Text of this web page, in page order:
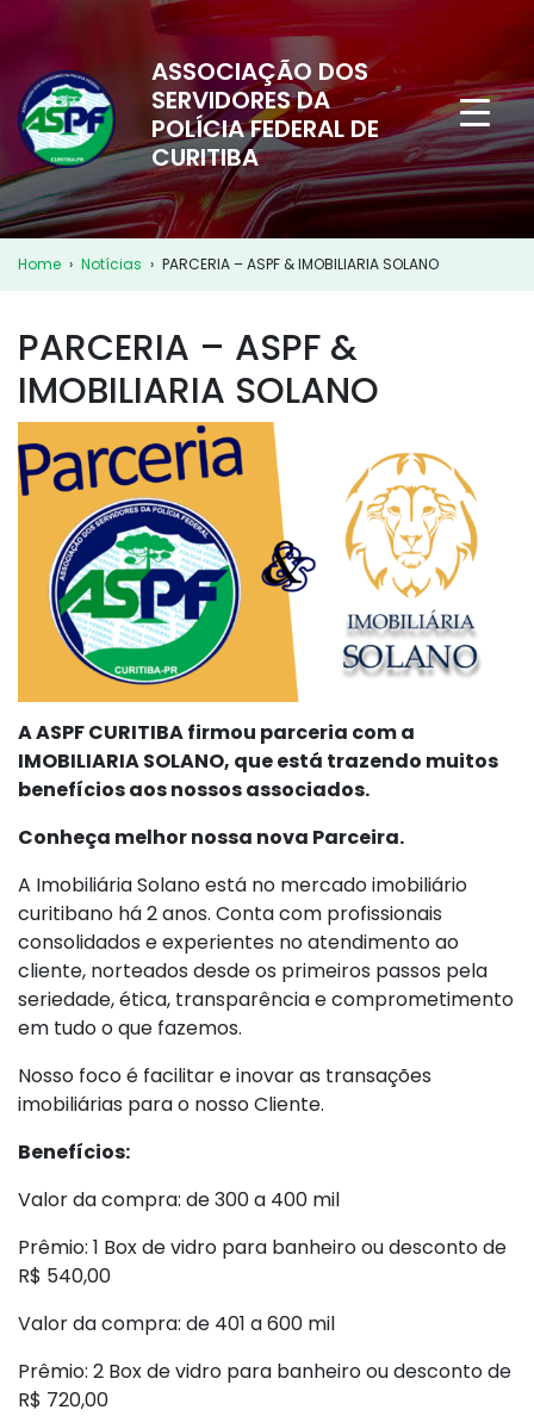
ASSOCIAÇÃO DOS
SERVIDORES DA
POLÍCIA FEDERAL DE
CURITIBA
Home › Notícias › PARCERIA – ASPF & IMOBILIARIA SOLANO
PARCERIA – ASPF &
IMOBILIARIA SOLANO
A ASPF CURITIBA firmou parceria com a
IMOBILIARIA SOLANO, que está trazendo muitos
benefícios aos nossos associados.
Conheça melhor nossa nova Parceira.
A Imobiliária Solano está no mercado imobiliário
curitibano há 2 anos. Conta com profissionais
consolidados e experientes no atendimento ao
cliente, norteados desde os primeiros passos pela
seriedade, ética, transparência e comprometimento
em tudo o que fazemos.
Nosso foco é facilitar e inovar as transações
imobiliárias para o nosso Cliente.
Benefícios:
Valor da compra: de 300 a 400 mil
Prêmio: 1 Box de vidro para banheiro ou desconto de
R$ 540,00
Valor da compra: de 401 a 600 mil
Prêmio: 2 Box de vidro para banheiro ou desconto de
R$ 720,00